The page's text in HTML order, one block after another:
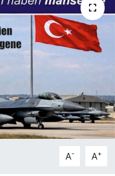
A- A+